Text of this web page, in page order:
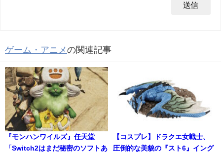
ゲーム・アニメの関連記事
『モンハンワイルズ』任天堂
「Switch2はまだ秘密のソフトあ
【コスプレ】ドラクエ女戦士、
圧倒的な美貌の『スト6』イング